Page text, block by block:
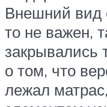
Внешний вид
то не важен,
закрывались
о том, что
лежал